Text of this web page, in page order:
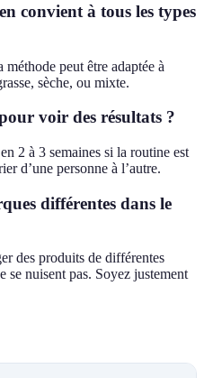
convient à tous les types
peut être adaptée à
sèche, ou mixte.
voir des résultats ?
2 à 3 semaines si la routine est
d’une personne à l’autre.
différentes dans le
des produits de différentes
se nuisent pas. Soyez justement